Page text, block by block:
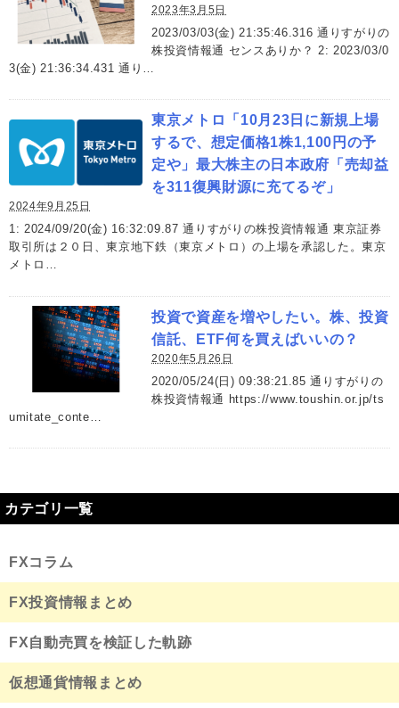
2023年3月5日
2023/03/03(金) 21:35:46.316 通りすがりの
株投資情報通 センスありか？ 2: 2023/03/0
3(金) 21:36:34.431 通り…
東京メトロ「10月23日に新規上場
するで、想定価格1株1,100円の予
定や」最大株主の日本政府「売却益
を311復興財源に充てるぞ」
2024年9月25日
1: 2024/09/20(金) 16:32:09.87 通りすがりの株投資情報通 東京証券
取引所は２０日、東京地下鉄（東京メトロ）の上場を承認した。東京
メトロ…
投資で資産を増やしたい。株、投資
信託、ETF何を買えばいいの？
2020年5月26日
2020/05/24(日) 09:38:21.85 通りすがりの
株投資情報通 https://www.toushin.or.jp/ts
umitate_conte…
カテゴリ一覧
FXコラム
FX投資情報まとめ
FX自動売買を検証した軌跡
仮想通貨情報まとめ